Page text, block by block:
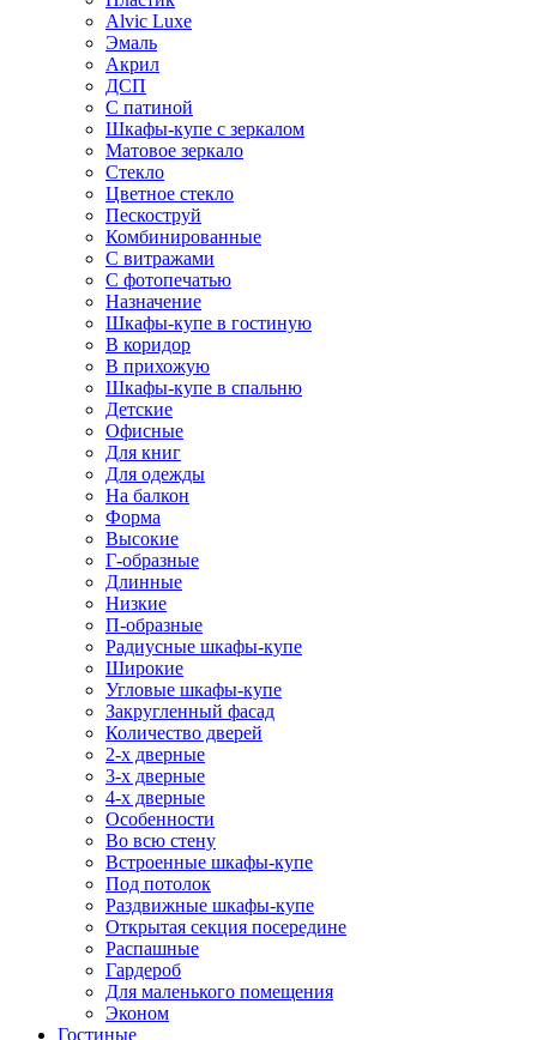
Alvic Luxe
Эмаль
Акрил
ДСП
С патиной
Шкафы-купе с зеркалом
Матовое зеркало
Стекло
Цветное стекло
Пескоструй
Комбинированные
С витражами
С фотопечатью
Назначение
Шкафы-купе в гостиную
В коридор
В прихожую
Шкафы-купе в спальню
Детские
Офисные
Для книг
Для одежды
На балкон
Форма
Высокие
Г-образные
Длинные
Низкие
П-образные
Радиусные шкафы-купе
Широкие
Угловые шкафы-купе
Закругленный фасад
Количество дверей
2-х дверные
3-х дверные
4-х дверные
Особенности
Во всю стену
Встроенные шкафы-купе
Под потолок
Раздвижные шкафы-купе
Открытая секция посередине
Распашные
Гардероб
Для маленького помещения
Эконом
Гостиные